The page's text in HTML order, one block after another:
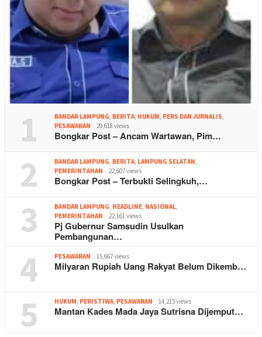
1 BANDAR LAMPUNG, BERITA, HUKUM, PERS DAN JURNALIS,
PESAWARAN
29,618 views
Bongkar Post – Ancam Wartawan, Pim…
2 BANDAR LAMPUNG, BERITA, LAMPUNG SELATAN,
PEMERINTAHAN
22,607 views
Bongkar Post – Terbukti Selingkuh,…
3 BANDAR LAMPUNG, HEADLINE, NASIONAL,
PEMERINTAHAN
22,161 views
Pj Gubernur Samsudin Usulkan
Pembangunan…
4 PESAWARAN 15,667 views
Milyaran Rupiah Uang Rakyat Belum Dikemb…
5 HUKUM, PERISTIWA, PESAWARAN 14,215 views
Mantan Kades Mada Jaya Sutrisna Dijemput…